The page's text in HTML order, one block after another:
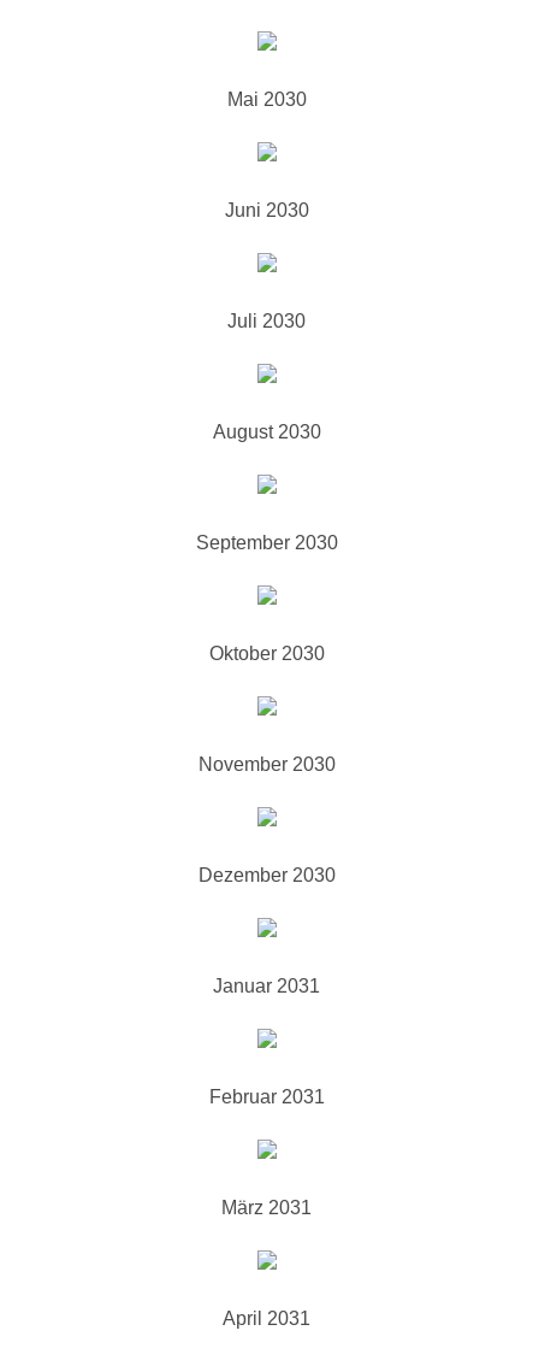
Mai 2030
Juni 2030
Juli 2030
August 2030
September 2030
Oktober 2030
November 2030
Dezember 2030
Januar 2031
Februar 2031
März 2031
April 2031